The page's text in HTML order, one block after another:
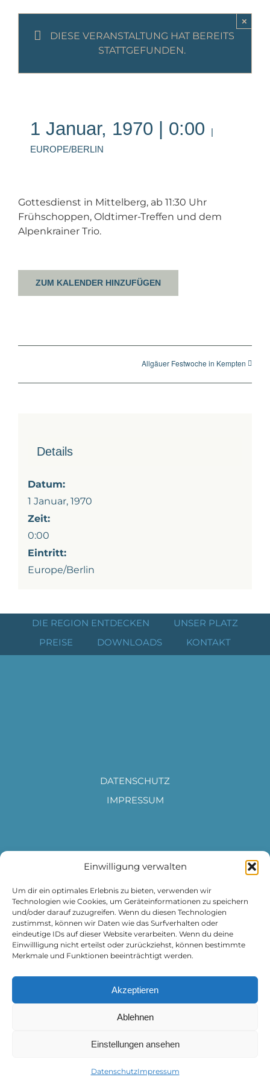
Einwilligung verwalten
Um dir ein optimales Erlebnis zu bieten, verwenden wir
Technologien wie Cookies, um Geräteinformationen zu speichern
und/oder darauf zuzugreifen. Wenn du diesen Technologien
zustimmst, können wir Daten wie das Surfverhalten oder
eindeutige IDs auf dieser Website verarbeiten. Wenn du deine
Einwillligung nicht erteilst oder zurückziehst, können bestimmte
Merkmale und Funktionen beeinträchtigt werden.
Akzeptieren
Ablehnen
Einstellungen ansehen
DatenschutzImpressum
DIESE VERANSTALTUNG HAT BEREITS
STATTGEFUNDEN.
×
1 Januar, 1970 | 0:00
|
EUROPE/BERLIN
Gottesdienst in Mittelberg, ab 11:30 Uhr
Frühschoppen, Oldtimer-Treffen und dem
Alpenkrainer Trio.
ZUM KALENDER HINZUFÜGEN
Allgäuer Festwoche in Kempten
Details
Datum:
1 Januar, 1970
Zeit:
0:00
Eintritt:
Europe/Berlin
DIE REGION ENTDECKEN
UNSER PLATZ
PREISE
DOWNLOADS KONTAKT
DATENSCHUTZ
IMPRESSUM
Campingplatz Wertacher Hof
Grüntenseestraße 12
87466 Oy-Mittelberg
info@camping-wertacher-hof.de
Tel.08361-770
© 2026 | Campingplatz Wertacher Hof